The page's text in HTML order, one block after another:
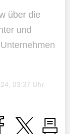
über die
und
03:37 Uhr